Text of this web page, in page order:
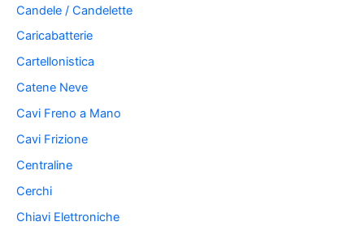
Candele / Candelette
Caricabatterie
Cartellonistica
Catene Neve
Cavi Freno a Mano
Cavi Frizione
Centraline
Cerchi
Chiavi Elettroniche